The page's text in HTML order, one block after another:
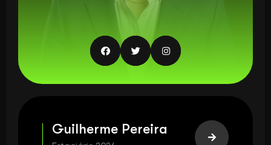
Guilherme Pereira